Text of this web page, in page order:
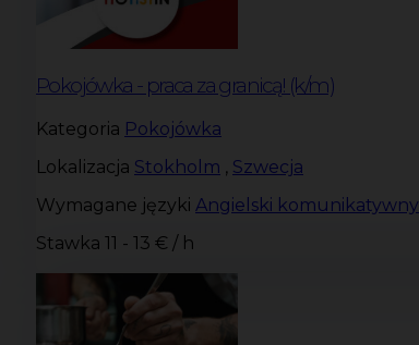
Pokojówka - praca za granicą! (k/m)
Kategoria Pokojówka
Lokalizacja Stokholm , Szwecja
Wymagane języki Angielski komunikatywny
Stawka 11 - 13 € / h